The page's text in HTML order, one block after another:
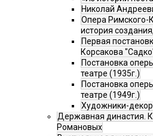
Николай
Опера Римского-
история
Первая
Корсакова
Постановка
театре (1935г.)
Постановка
театре (1949г.)
Художники-
Державная династия.
Романовых